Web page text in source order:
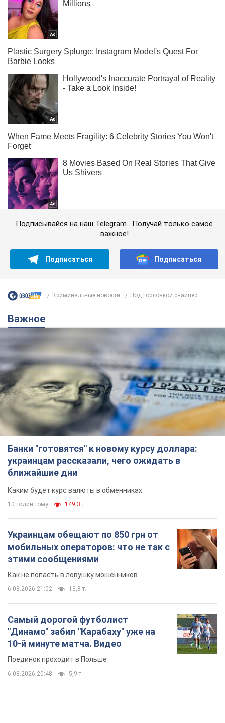
Подписывайся на наш Telegram . Получай только самое
важное!
Подписаться Подписаться
Криминальные новости Под Горловкой снайпер...
Важное
Банки "готовятся" к новому курсу доллара:
украинцам рассказали, чего ожидать в
ближайшие дни
Каким будет курс валюты в обменниках
10 годин тому 149,3 т.
Украинцам обещают по 850 грн от
мобильных операторов: что не так с
этими сообщениями
Как не попасть в ловушку мошенников
6.08.2026 21:02 13,8 т.
Самый дорогой футболист
"Динамо" забил "Карабаху" уже на
10-й минуте матча. Видео
Поединок проходит в Польше
6.08.2026 20:48 5,9 т.